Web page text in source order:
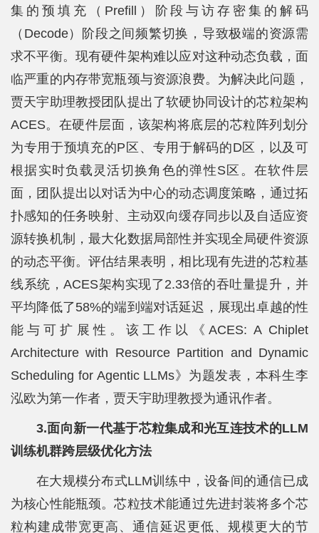
集的预填充（Prefill）阶段与访存密集的解码
（Decode）阶段之间频繁切换，导致极端的资源需
求不平衡。现有硬件架构难以应对这种动态负载，面
临严重的内存带宽瓶颈与资源浪费。为解决此问题，
贾天宇助理教授团队提出了软硬协同设计的芯粒架构
ACES。在硬件层面，该架构将底层的芯粒阵列划分
为专用于预填充的P区、专用于解码的D区，以及可
根据实时负载灵活切换角色的弹性S区。在软件层
面，团队提出以对话为中心的动态调度策略，通过拓
扑感知的任务映射、主动双向缓存同步以及自适应资
源转换机制，最大化数据局部性并实现全局硬件资源
的动态平衡。评估结果表明，相比现有先进的芯粒基
线系统，ACES架构实现了2.33倍的吞吐量提升，并
平均降低了58%的端到端对话延迟，展现出卓越的性
能与可扩展性。该工作以《ACES: A Chiplet
Architecture with Resource Partition and Dynamic
Scheduling for Agentic LLMs》为题发表，本科生李
泓欧为第一作者，贾天宇助理教授为通讯作者。
3.面向新一代基于芯粒集成和光互连技术的LLM
训练机群跨层级优化方法
在大规模分布式LLM训练中，设备间的通信已成
为核心性能瓶颈。芯粒技术能通过先进封装将多个芯
粒构建成带宽更高、通信延迟更低、规模更大的节